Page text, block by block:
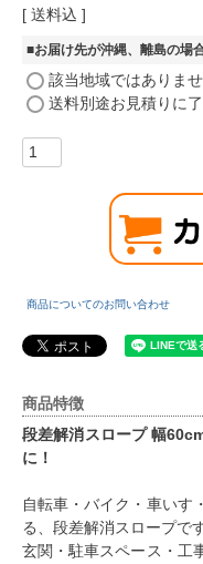
送料込
■お届け先が沖縄、離島の場
該当地域ではありま
送料別途お見積りに
商品についてのお問い合わせ
商品特徴
段差解消スロープ 幅
に！
自転車・バイク・車いす
る、段差解消スロープです
玄関・駐車スペース・工